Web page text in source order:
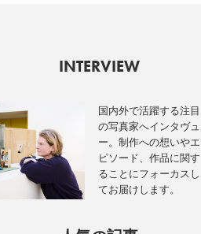
INTERVIEW
国内外で活躍する注目
の写真家へインタヴュ
ー。制作への想いやエ
ピソード、作品に関す
ることにフォーカスし
てお届けします。